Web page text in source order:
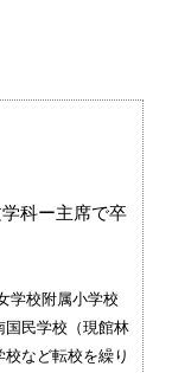
科ー主席で卒
学校附属小学校
国民学校（現館林
など転校を繰り